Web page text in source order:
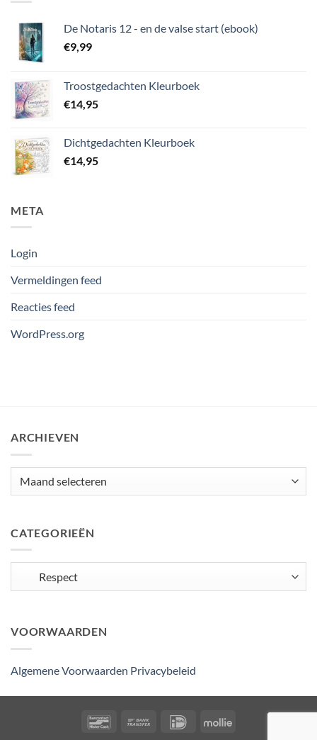
De Notaris 12 - en de valse start (ebook)
€9,99
Troostgedachten Kleurboek
€14,95
Dichtgedachten Kleurboek
€14,95
META
Login
Vermeldingen feed
Reacties feed
WordPress.org
ARCHIEVEN
CATEGORIEËN
VOORWAARDEN
Algemene Voorwaarden Privacybeleid
BancontactBank
IDeal Mollie